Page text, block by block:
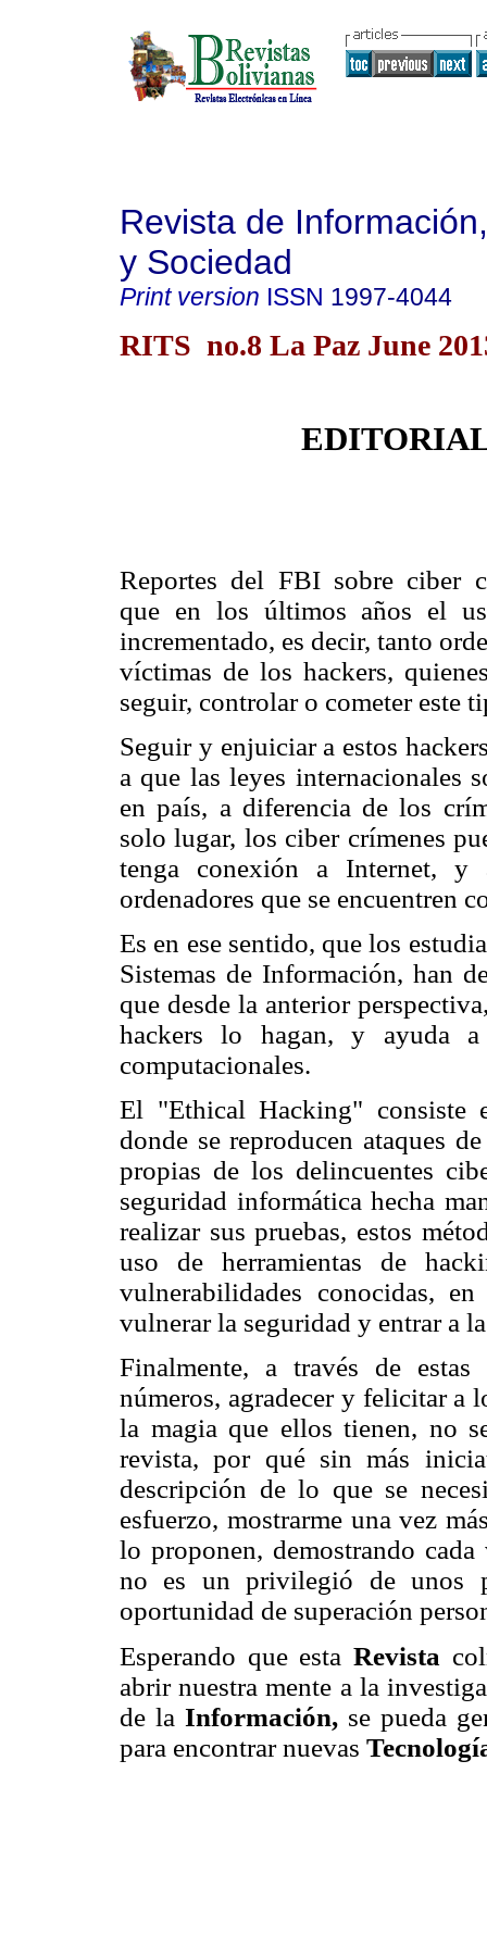
Revista de
y Sociedad
Print version ISSN 1997-4044
RITS no.8 La Paz June
Reportes del FBI sobre ciber
que en los últimos años el
incrementado, es decir, tanto
víctimas de los hackers,
seguir, controlar o cometer este
Seguir y enjuiciar a estos
a que las leyes internacionales
en país, a diferencia de los
solo lugar, los ciber crímenes
tenga conexión a Internet, y
ordenadores que se encuentren
Es en ese sentido, que los
Sistemas de Información, han
que desde la anterior
hackers lo hagan, y ayuda a
computacionales.
El "Ethical Hacking" consiste
donde se reproducen ataques
propias de los delincuentes
seguridad informática hecha
realizar sus pruebas, estos
uso de herramientas de
vulnerabilidades conocidas,
vulnerar la seguridad y entrar a
Finalmente, a través de
números, agradecer y felicitar a
la magia que ellos tienen, no
revista, por qué sin más
descripción de lo que se
esfuerzo, mostrarme una vez
lo proponen, demostrando
no es un privilegió de unos
oportunidad de superación
Esperando que esta Revista
abrir nuestra mente a la
de la Información, se pueda
para encontrar nuevas